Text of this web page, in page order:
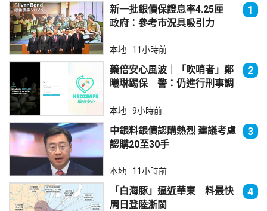
新一批銀債保證息率4.25厘
政府：參考市況具吸引力
1
本地 11小時前
藥倍安心風波｜「吹哨者」鄭
曦琳踢保 警：仍進行刑事調
2
本地 9小時前
中銀料銀債認購熱烈 建議考慮
認購20至30手
3
本地 11小時前
「白海豚」逼近華東 料最快
周日登陸浙閩
4